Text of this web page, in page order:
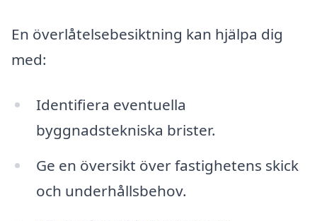
En överlåtelsebesiktning kan hjälpa dig
med:
Identifiera eventuella
byggnadstekniska brister.
Ge en översikt över fastighetens skick
och underhållsbehov.